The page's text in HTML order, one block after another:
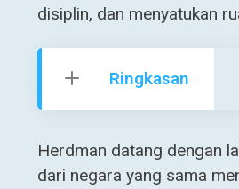
disiplin, dan menyatukan
Ringkasan
Herdman datang dengan
dari negara yang sama